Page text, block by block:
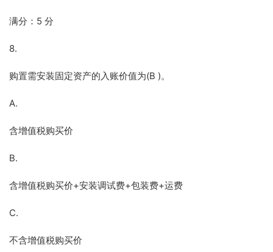
满分：5 分
8.
购置需安装固定资产的入账价值为(B )。
A.
含增值税购买价
B.
含增值税购买价+安装调试费+包装费+运费
C.
不含增值税购买价